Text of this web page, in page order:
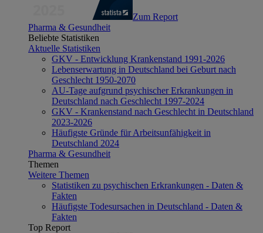
Zum Report
Pharma & Gesundheit
Beliebte Statistiken
Aktuelle Statistiken
GKV - Entwicklung Krankenstand 1991-2026
Lebenserwartung in Deutschland bei Geburt nach
Geschlecht 1950-2070
AU-Tage aufgrund psychischer Erkrankungen in
Deutschland nach Geschlecht 1997-2024
GKV - Krankenstand nach Geschlecht in Deutschland
2023-2026
Häufigste Gründe für Arbeitsunfähigkeit in
Deutschland 2024
Pharma & Gesundheit
Themen
Weitere Themen
Statistiken zu psychischen Erkrankungen - Daten &
Fakten
Häufigste Todesursachen in Deutschland - Daten &
Fakten
Top Report